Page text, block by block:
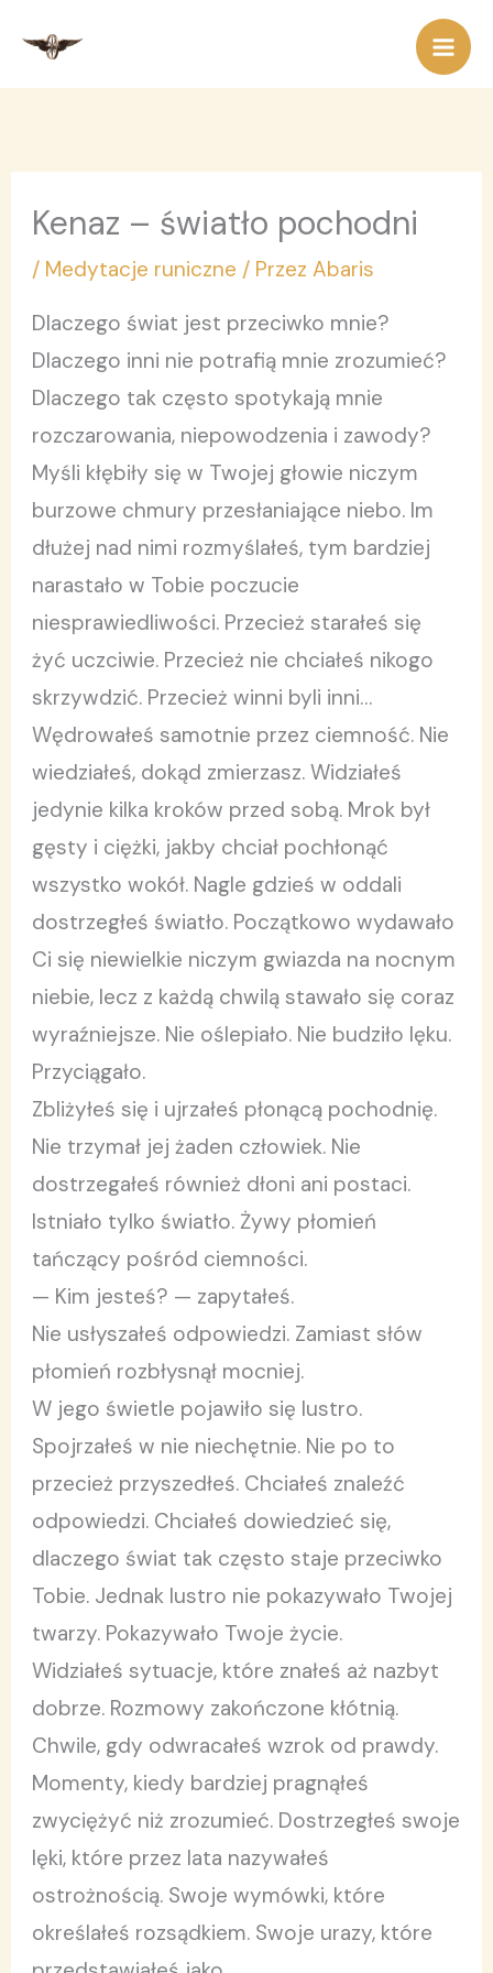
treści
Kenaz – światło pochodni
/ Medytacje runiczne / PrzezAbaris
Dlaczego świat jest przeciwko mnie?
Dlaczego inni nie potrafią mnie zrozumieć?
Dlaczego tak często spotykają mnie
rozczarowania, niepowodzenia i zawody?
Myśli kłębiły się w Twojej głowie niczym
burzowe chmury przesłaniające niebo. Im
dłużej nad nimi rozmyślałeś, tym bardziej
narastało w Tobie poczucie
niesprawiedliwości. Przecież starałeś się
żyć uczciwie. Przecież nie chciałeś nikogo
skrzywdzić. Przecież winni byli inni…
Wędrowałeś samotnie przez ciemność. Nie
wiedziałeś, dokąd zmierzasz. Widziałeś
jedynie kilka kroków przed sobą. Mrok był
gęsty i ciężki, jakby chciał pochłonąć
wszystko wokół. Nagle gdzieś w oddali
dostrzegłeś światło. Początkowo wydawało
Ci się niewielkie niczym gwiazda na nocnym
niebie, lecz z każdą chwilą stawało się coraz
wyraźniejsze. Nie oślepiało. Nie budziło lęku.
Przyciągało.
Zbliżyłeś się i ujrzałeś płonącą pochodnię.
Nie trzymał jej żaden człowiek. Nie
dostrzegałeś również dłoni ani postaci.
Istniało tylko światło. Żywy płomień
tańczący pośród ciemności.
— Kim jesteś? — zapytałeś.
Nie usłyszałeś odpowiedzi. Zamiast słów
płomień rozbłysnął mocniej.
W jego świetle pojawiło się lustro.
Spojrzałeś w nie niechętnie. Nie po to
przecież przyszedłeś. Chciałeś znaleźć
odpowiedzi. Chciałeś dowiedzieć się,
dlaczego świat tak często staje przeciwko
Tobie. Jednak lustro nie pokazywało Twojej
twarzy. Pokazywało Twoje życie.
Widziałeś sytuacje, które znałeś aż nazbyt
dobrze. Rozmowy zakończone kłótnią.
Chwile, gdy odwracałeś wzrok od prawdy.
Momenty, kiedy bardziej pragnąłeś
zwyciężyć niż zrozumieć. Dostrzegłeś swoje
lęki, które przez lata nazywałeś
ostrożnością. Swoje wymówki, które
określałeś rozsądkiem. Swoje urazy, które